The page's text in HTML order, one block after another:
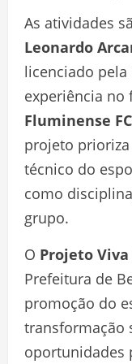
As atividades
Leonardo
licenciado pela
experiência no
Fluminense FC
projeto
técnico do
como
grupo.
O Projeto Viva
Prefeitura de
promoção do
transformação
oportunidades